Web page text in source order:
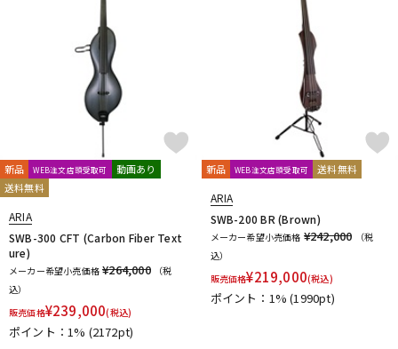
ドラム パーカッション
キーボード 電子ピアノ
その他楽器
DTM オンライン納品
新品 WEB注文店頭受取可
動画あり
送料無料
ARIA
SWB-300 CFT (Carbon Fiber Text
ure)
メーカー希望小売価格 ¥264,000
（税
込）
販売価格¥239,000(税込)
ポイント：1% (2172pt)
新品 WEB注文店頭受取可 送料無料
ARIA
SWB-200 BR (Brown)
メーカー希望小売価格 ¥242,000
（税
込）
販売価格¥219,000(税込)
ポイント：1%(1990pt)